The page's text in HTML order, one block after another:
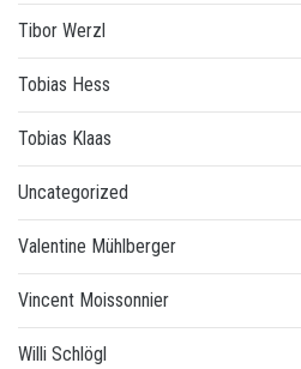
Tibor Werzl
Tobias Hess
Tobias Klaas
Uncategorized
Valentine Mühlberger
Vincent Moissonnier
Willi Schlögl